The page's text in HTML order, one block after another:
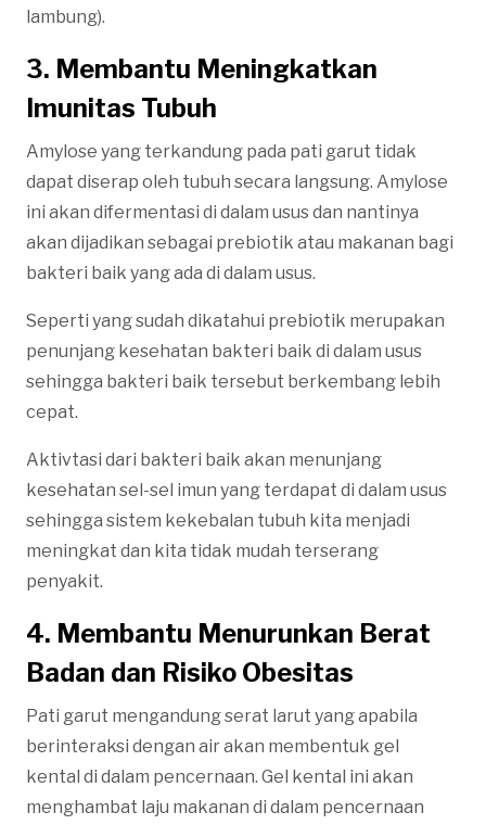
lambung).
3. Membantu Meningkatkan
Imunitas Tubuh
Amylose yang terkandung pada pati garut tidak
dapat diserap oleh tubuh secara langsung. Amylose
ini akan difermentasi di dalam usus dan nantinya
akan dijadikan sebagai prebiotik atau makanan bagi
bakteri baik yang ada di dalam usus.
Seperti yang sudah dikatahui prebiotik merupakan
penunjang kesehatan bakteri baik di dalam usus
sehingga bakteri baik tersebut berkembang lebih
cepat.
Aktivtasi dari bakteri baik akan menunjang
kesehatan sel-sel imun yang terdapat di dalam usus
sehingga sistem kekebalan tubuh kita menjadi
meningkat dan kita tidak mudah terserang
penyakit.
4. Membantu Menurunkan Berat
Badan dan Risiko Obesitas
Pati garut mengandung serat larut yang apabila
berinteraksi dengan air akan membentuk gel
kental di dalam pencernaan. Gel kental ini akan
menghambat laju makanan di dalam pencernaan